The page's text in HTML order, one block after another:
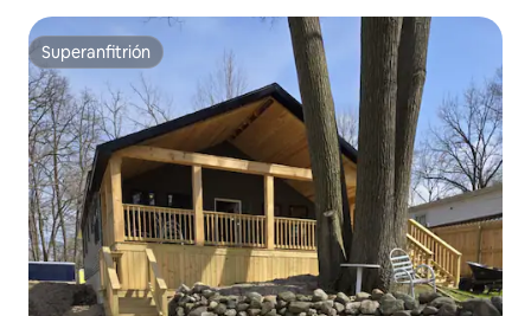
Superanfitrión
Superanfitrión